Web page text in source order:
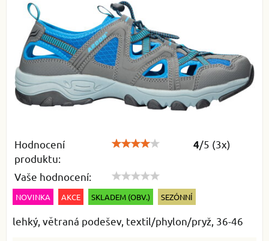
Hodnocení
produktu:
4/5 (3x)
Vaše hodnocení:
NOVINKA AKCE SKLADEM (OBV.) SEZÓNNÍ
lehký, větraná podešev, textil/phylon/pryž, 36-46